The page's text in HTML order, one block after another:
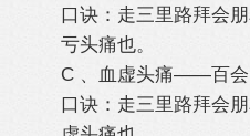
口诀：走三里路拜会
亏头痛也。
C 、血虚头痛——百会
口诀：走三里路拜会